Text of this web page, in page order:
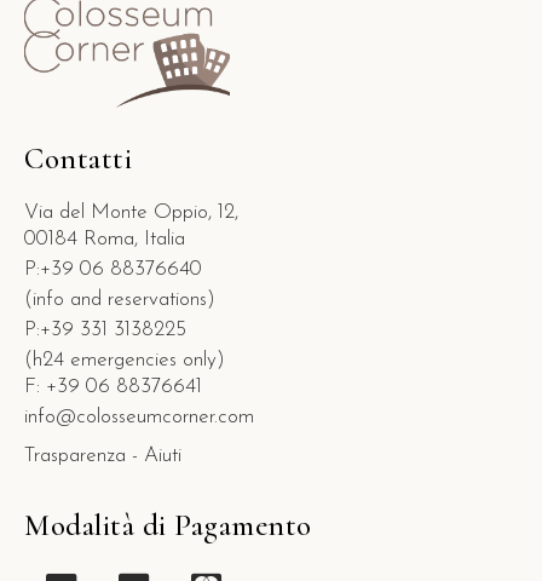
Contatti
Via del Monte Oppio, 12,
00184 Roma, Italia
P:+39 06 88376640
(info and reservations)
P:+39 331 3138225
(h24 emergencies only)
F: +39 06 88376641
info@colosseumcorner.com
Trasparenza - Aiuti
Modalità di Pagamento